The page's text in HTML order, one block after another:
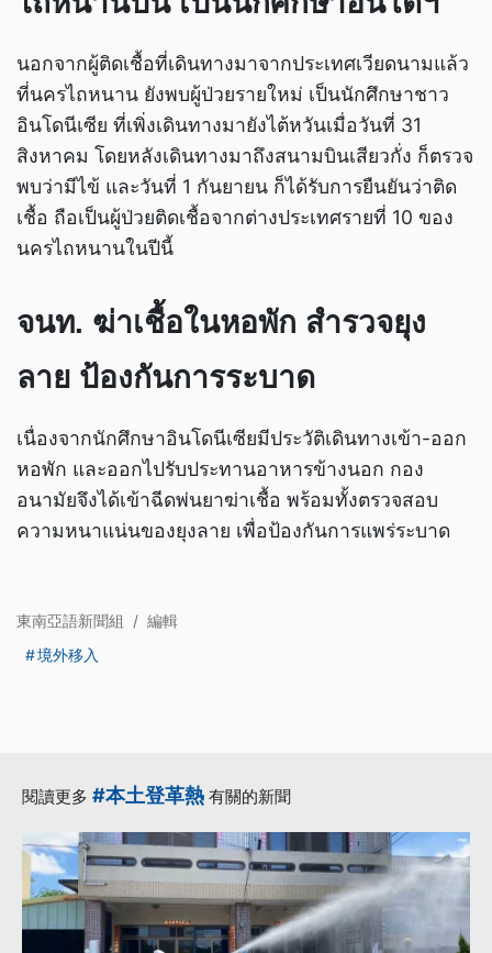
นอกจากผู้ติดเชื้อที่เดินทางมาจากประเทศเวียดนามแล้ว
ที่นครไถหนาน ยังพบผู้ป่วยรายใหม่ เป็นนักศึกษาชาว
อินโดนีเซีย ที่เพิ่งเดินทางมายังไต้หวันเมื่อวันที่ 31
สิงหาคม โดยหลังเดินทางมาถึงสนามบินเสียวกั่ง ก็ตรวจ
พบว่ามีไข้ และวันที่ 1 กันยายน ก็ได้รับการยืนยันว่าติด
เชื้อ ถือเป็นผู้ป่วยติดเชื้อจากต่างประเทศรายที่ 10 ของ
นครไถหนานในปีนี้
จนท. ฆ่าเชื้อในหอพัก สำรวจยุง
ลาย ป้องกันการระบาด
เนื่องจากนักศึกษาอินโดนีเซียมีประวัติเดินทางเข้า-ออก
หอพัก และออกไปรับประทานอาหารข้างนอก กอง
อนามัยจึงได้เข้าฉีดพ่นยาฆ่าเชื้อ พร้อมทั้งตรวจสอบ
ความหนาแน่นของยุงลาย เพื่อป้องกันการแพร่ระบาด
東南亞語新聞組 / 編輯
境外移入
閱讀更多 #本土登革熱 有關的新聞